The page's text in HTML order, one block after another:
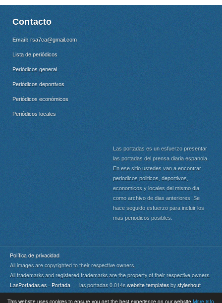
This website uses cookies to ensure you get the best experience on our website More info
Contacto
Email: rsa7ca@gmail.com
Lista de periódicos
Periódicos general
Periódicos deportivos
Periódicos económicos
Periódicos locales
Las portadas es un esfuerzo presentar
las portadas del prensa diaria espanola.
En ese sitio ustedes van a encontrar
periodicos politicos, deportivos,
economicos y locales del mismo dia
como archivo de dias anteriores. Se
hace seguido esfuerzo para incluir los
mas periodicos posibles.
Política de privacidad
All images are copyrighted to their respective owners.
All trademarks and registered trademarks are the property of their respective owners.
LasPortadas.es - Portada las portadas 0.014s website templates by styleshout